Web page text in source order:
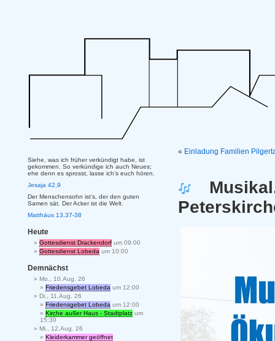
« Einladung Familien
Siehe, was ich früher verkündigt habe, ist
gekommen. So verkündige ich auch Neues;
ehe denn es sprosst, lasse ich’s euch hören.
Jesaja 42,9
Der Menschensohn ist’s, der den guten
Samen sät. Der Acker ist die Welt.
Matthäus 13,37-38
Heute
Gottesdienst Drackendorf um 09:00
Gottesdienst Lobeda um 10:00
Demnächst
Mo., 10.Aug. 26
Friedensgebet Lobeda um 12:00
Di., 11.Aug. 26
Friedensgebet Lobeda um 12:00
Kirche außer Haus - Stadtplatz um
15:30
Mi., 12.Aug. 26
Kleiderkammer geöffnet